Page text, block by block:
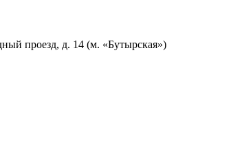
проезд, д. 14 (м. «Бутырская»)